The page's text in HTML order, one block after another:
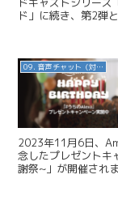
ド」に続き、第2弾
09. 音声チャット（対話AI）
2023年11月6日、
念したプレゼント
謝祭~」が開催され